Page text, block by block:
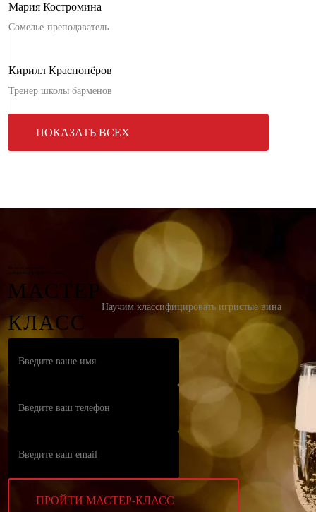
Мария Костромина
Сомелье-преподаватель
Кирилл Краснопёров
Тренер школы барменов
ПОКАЗАТЬ ВСЕХ
Желаете научиться
МАСТЕР
КЛАСС
Научим классифицировать игристые вина
ПРОЙТИ МАСТЕР-КЛАСС